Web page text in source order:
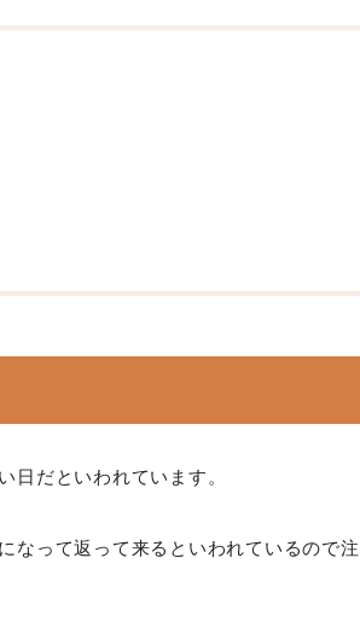
日だといわれています。
なって返って来るといわれているので注